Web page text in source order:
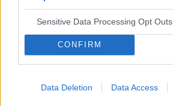
Sensitive Data Processing Opt Outs
CONFIRM
Data Deletion Data Access